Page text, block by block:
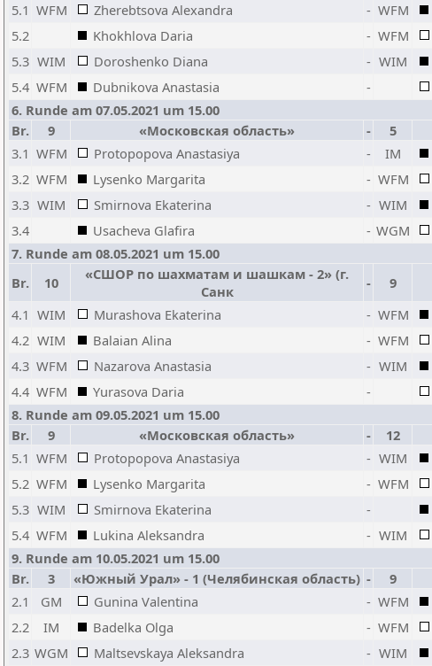
5.1 WFM Zherebtsova Alexandra - WFM
5.2
Khokhlova Daria - WFM
5.3 WIM Doroshenko Diana - WIM
5.4 WFM Dubnikova Anastasia -
6. Runde am 07.05.2021 um 15.00
Br.
9 «Московская область» - 5
3.1 WFM Protopopova Anastasiya - IM
3.2 WFM Lysenko Margarita - WFM
3.3 WIM Smirnova Ekaterina - WIM
3.4
Usacheva Glafira - WGM
7. Runde am 08.05.2021 um 15.00
Br.
10
«СШОР по шахматам и шашкам - 2» (г.
Санк
- 9
4.1 WIM Murashova Ekaterina - WFM
4.2 WIM Balaian Alina - WFM
4.3 WFM Nazarova Anastasia - WIM
4.4 WFM Yurasova Daria -
8. Runde am 09.05.2021 um 15.00
Br.
9 «Московская область» - 12
5.1 WFM Protopopova Anastasiya - WIM
5.2 WFM Lysenko Margarita - WFM
5.3 WIM Smirnova Ekaterina -
5.4 WFM Lukina Aleksandra - WIM
9. Runde am 10.05.2021 um 15.00
Br.
3 «Южный Урал» - 1 (Челябинская область) - 9
2.1
GM Gunina Valentina - WFM
2.2
IM Badelka Olga - WFM
2.3 WGM Maltsevskaya Aleksandra - WIM